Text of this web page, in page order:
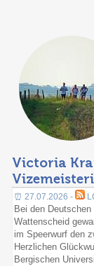
Victoria
⏰ 27.07.2026 -
Bei den
Wattenscheid
im Speerwurf den
Herzlichen
Bergischen